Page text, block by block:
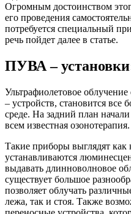
Огромным достоинством
его проведения
потребуется специальный
речь пойдет далее в статье.
ПУВА –
Ультрафиолетовое
– устройств, становится
среде. На задний план
всем известная озонотерапия.
Такие приборы выглядят
устанавливаются
выдавать длинноволновое
существует большое
позволяет облучать
лежа, так и стоя. Также